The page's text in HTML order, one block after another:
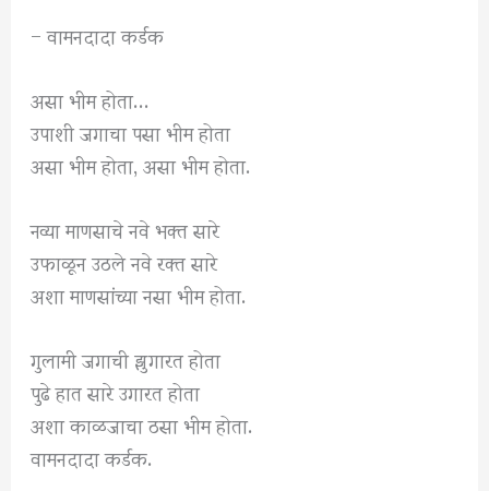
– वामनदादा कर्डक
असा भीम होता…
उपाशी जगाचा पसा भीम होता
असा भीम होता, असा भीम होता.
नव्या माणसाचे नवे भक्त सारे
उफाळून उठले नवे रक्त सारे
अशा माणसांच्या नसा भीम होता.
गुलामी जगाची झुगारत होता
पुढे हात सारे उगारत होता
अशा काळजाचा ठसा भीम होता.
वामनदादा कर्डक.